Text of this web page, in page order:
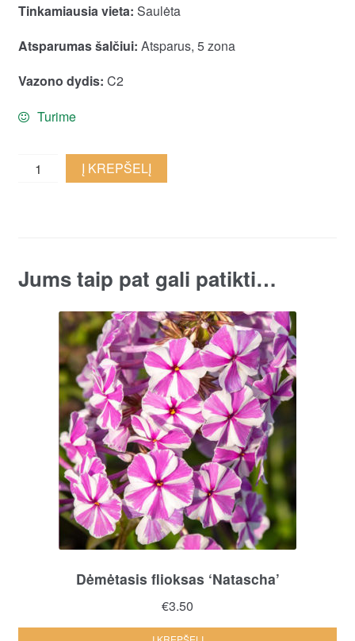
Tinkamiausia vieta: Saulėta
Atsparumas šalčiui: Atsparus, 5 zona
Vazono dydis: C2
Turime
Šluotelinis
Į KREPŠELĮ
Jums taip pat gali patikti…
Dėmėtasis flioksas ‘Natascha’
€3.50